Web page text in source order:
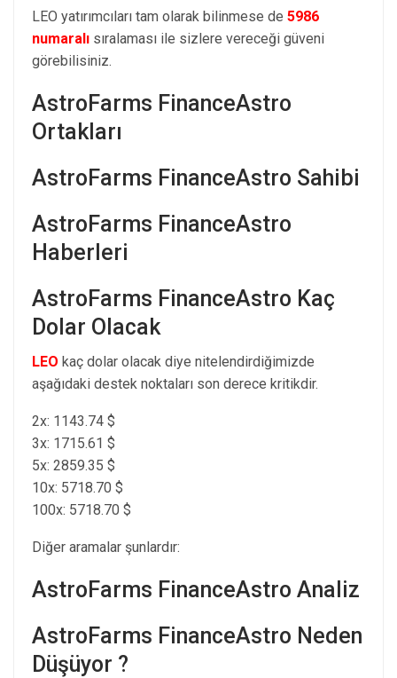
LEO yatırımcıları tam olarak bilinmese de 5986
numaralı sıralaması ile sizlere vereceği güveni
görebilisiniz.
AstroFarms FinanceAstro
Ortakları
AstroFarms FinanceAstro Sahibi
AstroFarms FinanceAstro
Haberleri
AstroFarms FinanceAstro Kaç
Dolar Olacak
LEO kaç dolar olacak diye nitelendirdiğimizde
aşağıdaki destek noktaları son derece kritikdir.
2x: 1143.74 $
3x: 1715.61 $
5x: 2859.35 $
10x: 5718.70 $
100x: 5718.70 $
Diğer aramalar şunlardır:
AstroFarms FinanceAstro Analiz
AstroFarms FinanceAstro Neden
Düşüyor ?